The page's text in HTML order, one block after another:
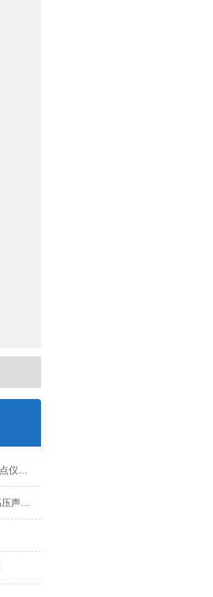
SF6气体检漏仪 维萨拉手持式露点仪用于测量SF6气体的露点
GD-35型高压验电器GD-35KV高压声光验电器;测电器